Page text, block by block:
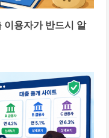
이용자가 반드시 알